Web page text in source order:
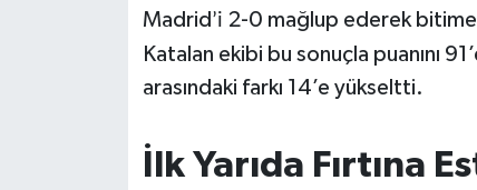
Madrid ’i 2-0 mağlup ederek
Katalan ekibi bu sonuçla puanını
arasındaki farkı 14’e yükseltti.
İlk Yarıda Fırtına